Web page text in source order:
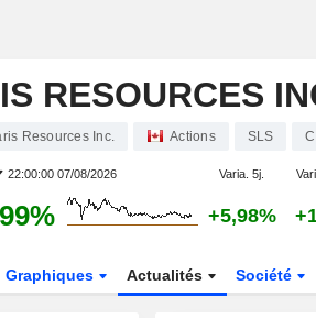
RESOURCES
Resources Inc. Actions SLS
22:00:00 07/08/2026 Varia. 5j.
+5,98%
Graphiques Actualités Société